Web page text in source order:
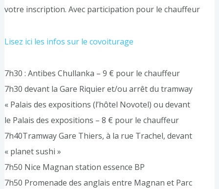
votre inscription. Avec participation pour le chauffeur
Lisez ici les infos sur le covoiturage
7h30 : Antibes Chullanka – 9 € pour le chauffeur
7h30 devant la Gare Riquier et/ou arrêt du tramway
« Palais des expositions (l’hôtel Novotel) ou devant
le Palais des expositions – 8 € pour le chauffeur
7h40Tramway Gare Thiers, à la rue Trachel, devant
« planet sushi »
7h50 Nice Magnan station essence BP
7h50 Promenade des anglais entre Magnan et Parc